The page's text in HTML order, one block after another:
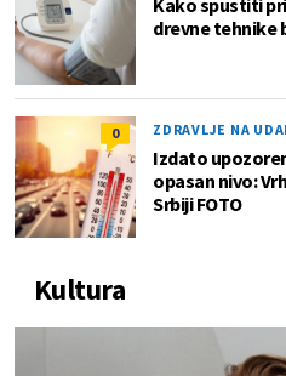
Kako spustiti
drevne tehnike
0 ZDRAVLJE NA
Izdato
opasan nivo:
Srbiji FOTO
Kultura